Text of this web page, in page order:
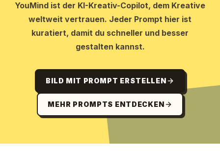
YouMind ist der KI-Kreativ-Copilot, dem Kreative
weltweit vertrauen. Jeder Prompt hier ist
kuratiert, damit du schneller und besser
gestalten kannst.
BILD MIT PROMPT ERSTELLEN
MEHR PROMPTS ENTDECKEN